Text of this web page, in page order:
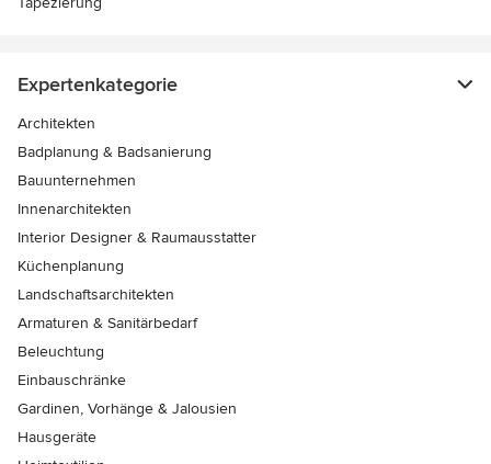
Expertenkategorie
Architekten
Badplanung & Badsanierung
Bauunternehmen
Innenarchitekten
Interior Designer & Raumausstatter
Küchenplanung
Landschaftsarchitekten
Armaturen & Sanitärbedarf
Beleuchtung
Einbauschränke
Gardinen, Vorhänge & Jalousien
Hausgeräte